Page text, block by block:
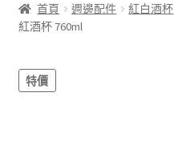
葡萄酒
香檳/氣泡酒
首頁 週邊配件 紅白酒杯
紅酒杯 760ml
特價